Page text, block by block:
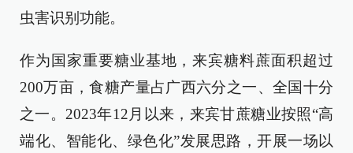
虫害识别功能。
作为国家重要糖业基地，来宾糖料蔗面积超过
200万亩，食糖产量占广西六分之一、全国十分
之一。2023年12月以来，来宾甘蔗糖业按照“高
端化、智能化、绿色化”发展思路，开展一场以